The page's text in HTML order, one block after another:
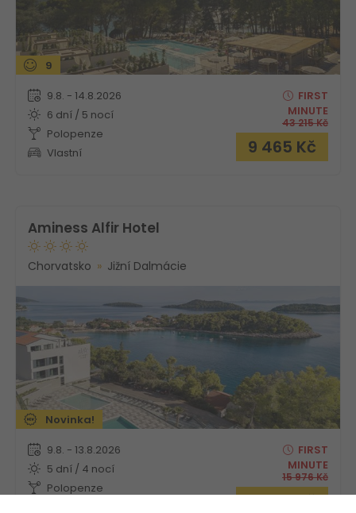
9
9.8. - 14.8.2026
6 dní / 5 nocí
Polopenze
Vlastní
FIRST
MINUTE
43 215Kč
9 465 Kč
Aminess Alfir Hotel
Chorvatsko Jižní Dalmácie
Novinka!
9.8. - 13.8.2026
5 dní / 4 nocí
Polopenze
FIRST
MINUTE
15 976Kč
4 562Kč